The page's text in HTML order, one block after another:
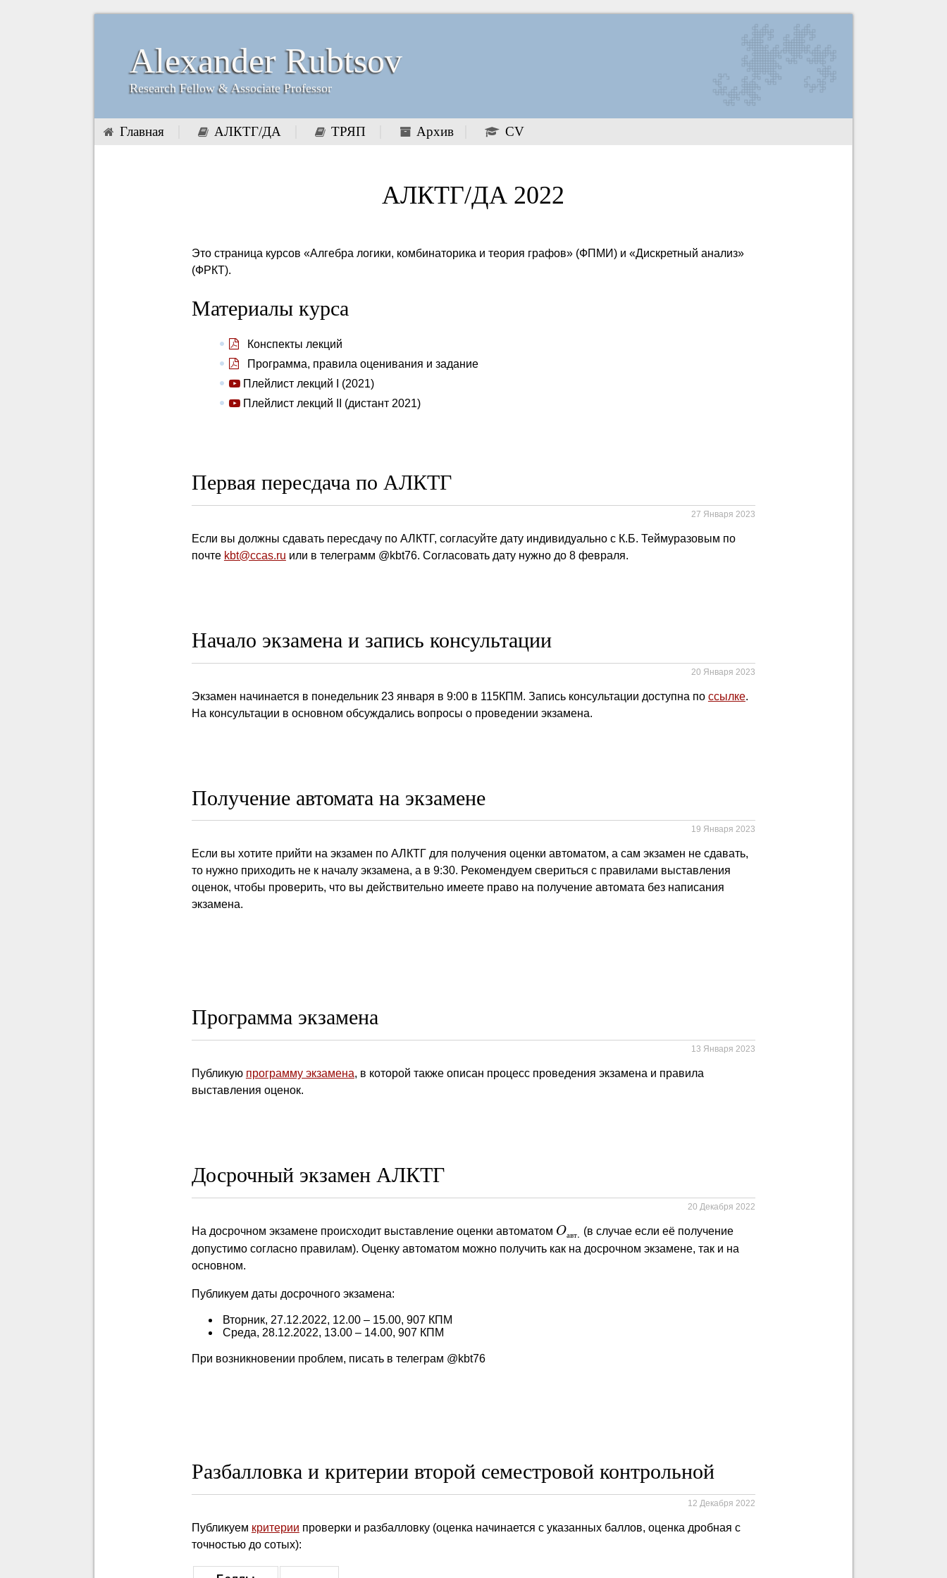
Alexander Rubtsov
Research Fellow & Associate Professor
Главная АЛКТГ/ДА ТРЯП Архив CV
АЛКТГ/ДА 2022
Это страница курсов «Алгебра логики, комбинаторика и теория графов» (ФПМИ) и «Дискретный анализ»
(ФРКТ).
Материалы курса
Конспекты лекций
Программа, правила оценивания и задание
Плейлист лекций I (2021)
Плейлист лекций II (дистант 2021)
Первая пересдача по АЛКТГ
27 Января 2023
Если вы должны сдавать пересдачу по АЛКТГ, согласуйте дату индивидуально с К.Б. Теймуразовым по
почте kbt@ccas.ru или в телеграмм @kbt76. Согласовать дату нужно до 8 февраля.
Начало экзамена и запись консультации
20 Января 2023
Экзамен начинается в понедельник 23 января в 9:00 в 115КПМ. Запись консультации доступна по ссылке.
На консультации в основном обсуждались вопросы о проведении экзамена.
Получение автомата на экзамене
19 Января 2023
Если вы хотите прийти на экзамен по АЛКТГ для получения оценки автоматом, а сам экзамен не сдавать,
то нужно приходить не к началу экзамена, а в 9:30. Рекомендуем свериться с правилами выставления
оценок, чтобы проверить, что вы действительно имеете право на получение автомата без написания
экзамена.
Программа экзамена
13 Января 2023
Публикую программу экзамена, в которой также описан процесс проведения экзамена и правила
выставления оценок.
Досрочный экзамен АЛКТГ
20 Декабря 2022
На досрочном экзамене происходит выставление оценки автоматом Oавт.
Oавт. (в случае если её получение
допустимо согласно правилам). Оценку автоматом можно получить как на досрочном экзамене, так и на
основном.
Публикуем даты досрочного экзамена:
Вторник, 27.12.2022, 12.00 – 15.00, 907 КПМ
Среда, 28.12.2022, 13.00 – 14.00, 907 КПМ
При возникновении проблем, писать в телеграм @kbt76
Разбалловка и критерии второй семестровой контрольной
12 Декабря 2022
Публикуем критерии проверки и разбалловку (оценка начинается с указанных баллов, оценка дробная с
точностью до сотых):